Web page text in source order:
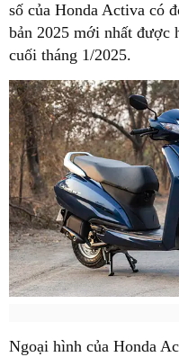
số của Honda Activa có
bản 2025 mới nhất được
cuối tháng 1/2025.
Ngoại hình của Honda